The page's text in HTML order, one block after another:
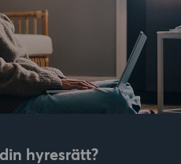
hyresrätt?